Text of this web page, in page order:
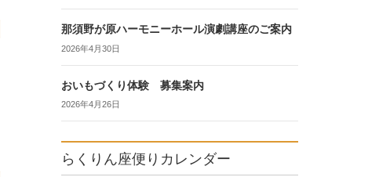
那須野が原ハーモニーホール演劇講座のご案内
2026年4月30日
おいもづくり体験 募集案内
2026年4月26日
らくりん座便りカレンダー